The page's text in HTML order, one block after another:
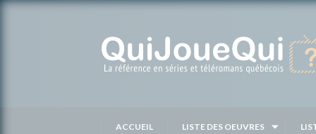
ACCUEIL LISTE DES OEUVRES